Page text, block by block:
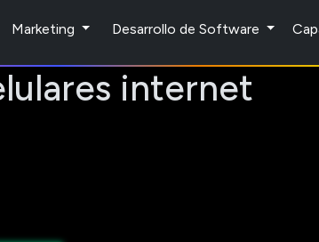
Marketing Desarrollo de Software
internet